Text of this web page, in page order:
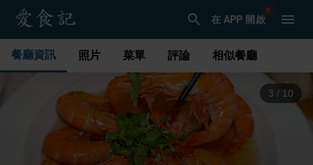
在 APP 開啟
餐廳資訊 照片 菜單 評論 相似餐廳
3 / 10